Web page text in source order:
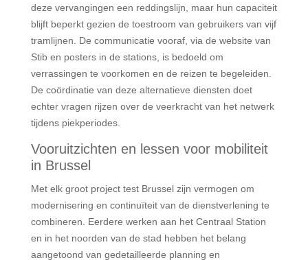
deze vervangingen een reddingslijn, maar hun capaciteit
blijft beperkt gezien de toestroom van gebruikers van vijf
tramlijnen. De communicatie vooraf, via de website van
Stib en posters in de stations, is bedoeld om
verrassingen te voorkomen en de reizen te begeleiden.
De coördinatie van deze alternatieve diensten doet
echter vragen rijzen over de veerkracht van het netwerk
tijdens piekperiodes.
Vooruitzichten en lessen voor mobiliteit
in Brussel
Met elk groot project test Brussel zijn vermogen om
modernisering en continuïteit van de dienstverlening te
combineren. Eerdere werken aan het Centraal Station
en in het noorden van de stad hebben het belang
aangetoond van gedetailleerde planning en